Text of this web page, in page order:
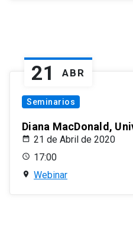
21 ABR
Seminarios
Diana MacDonald,
21 de Abril de 2020
17:00
Webinar